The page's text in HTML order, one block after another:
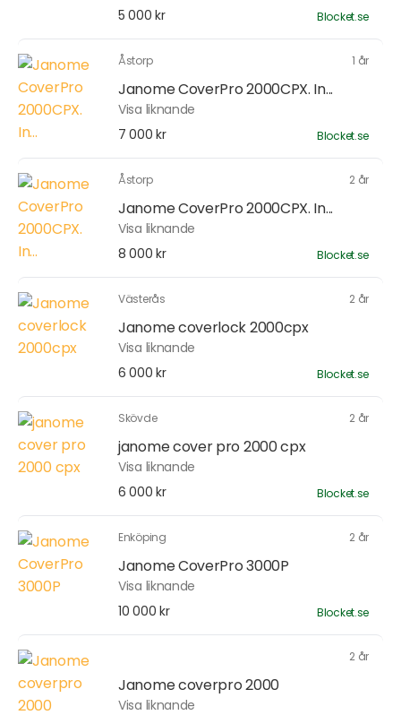
5 000 kr
Blocket.se
Åstorp 1 år
Janome CoverPro 2000CPX. In...
Visa liknande
7 000 kr
Blocket.se
Åstorp 2 år
Janome CoverPro 2000CPX. In...
Visa liknande
8 000 kr
Blocket.se
Västerås 2 år
Janome coverlock 2000cpx
Visa liknande
6 000 kr
Blocket.se
Skövde 2 år
janome cover pro 2000 cpx
Visa liknande
6 000 kr
Blocket.se
Enköping 2 år
Janome CoverPro 3000P
Visa liknande
10 000 kr
Blocket.se
2 år
Janome coverpro 2000
Visa liknande